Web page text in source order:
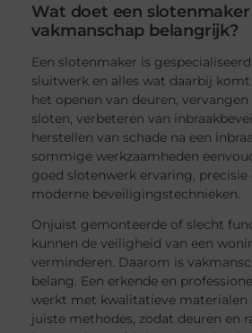
Wat doet een
vakmanschap belangrijk?
Een slotenmaker is
sluitwerk en alles wat daarbij
het openen van deuren,
sloten, verbeteren van
herstellen van schade na een
sommige werkzaamheden
goed slotenwerk ervaring, precisie
moderne beveiligingstechnieken.
Onjuist gemonteerde of slecht
kunnen de veiligheid van een
verminderen. Daarom is
belang. Een erkende en
werkt met kwalitatieve materialen
juiste methodes, zodat deuren en